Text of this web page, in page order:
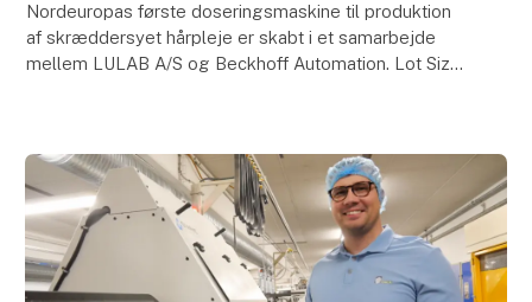
Nordeuropas første doseringsmaskine til produktion
af skræddersyet hårpleje er skabt i et samarbejde
mellem LULAB A/S og Beckhoff Automation. Lot Size